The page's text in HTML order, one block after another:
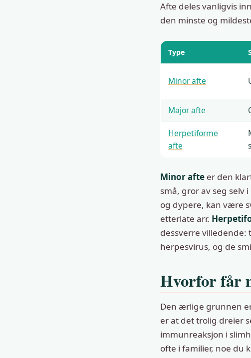
Afte deles vanligvis
den minste og
Type
Minor afte
Major afte
Herpetiforme
afte
Minor afte er den
små, gror av seg selv
og dypere, kan være
etterlate arr.
dessverre villedende:
herpesvirus, og de
Hvorfor får
Den ærlige grunnen
er at det trolig dreier
immunreaksjon i
ofte i familier, noe du